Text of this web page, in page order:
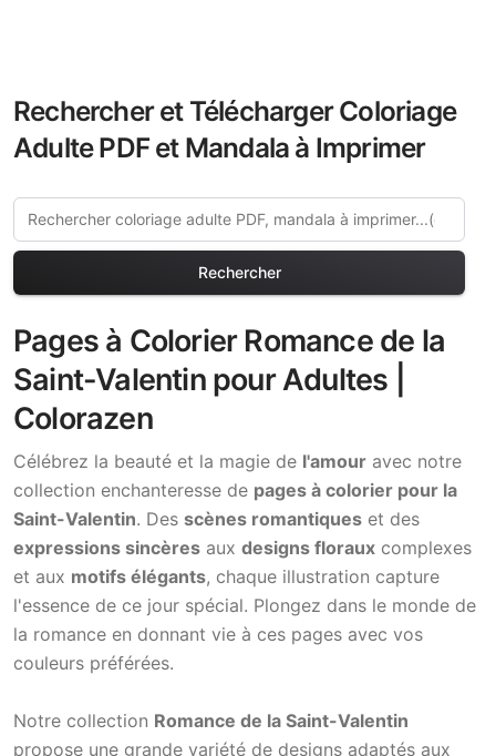
Rechercher et Télécharger Coloriage
Adulte PDF et Mandala à Imprimer
Rechercher
Pages à Colorier Romance de la
Saint-Valentin pour Adultes |
Colorazen
Célébrez la beauté et la magie de l'amour avec notre
collection enchanteresse de pages à colorier pour la
Saint-Valentin. Des scènes romantiques et des
expressions sincères aux designs floraux complexes
et aux motifs élégants, chaque illustration capture
l'essence de ce jour spécial. Plongez dans le monde de
la romance en donnant vie à ces pages avec vos
couleurs préférées.
Notre collection Romance de la Saint-Valentin
propose une grande variété de designs adaptés aux